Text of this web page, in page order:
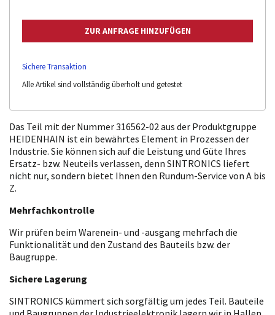
Sichere Transaktion
Alle Artikel sind vollständig überholt und getestet
Das Teil mit der Nummer 316562-02 aus der Produktgruppe
HEIDENHAIN ist ein bewährtes Element in Prozessen der
Industrie. Sie können sich auf die Leistung und Güte Ihres
Ersatz- bzw. Neuteils verlassen, denn SINTRONICS liefert
nicht nur, sondern bietet Ihnen den Rundum-Service von A bis
Z.
Mehrfachkontrolle
Wir prüfen beim Warenein- und -ausgang mehrfach die
Funktionalität und den Zustand des Bauteils bzw. der
Baugruppe.
Sichere Lagerung
SINTRONICS kümmert sich sorgfältig um jedes Teil. Bauteile